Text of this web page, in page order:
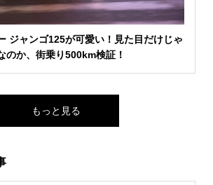
ジャンゴ125が可愛い！見た目だけじゃ
のか、街乗り500km検証！
もっと見る